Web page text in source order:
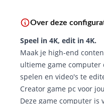
Over deze
Speel in 4K, edit in 4K.
Maak je high-end
ultieme game computer
spelen en video's te
Creator game pc voor
Deze game computer is